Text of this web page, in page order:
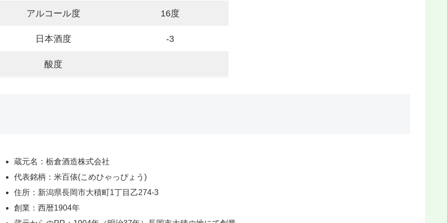
アルコール度 16度
日本酒度 -3
酸度
蔵元名：栃倉酒造株式会社
代表銘柄：米百俵(こめひゃっぴょう)
住所：新潟県長岡市大積町1丁目乙274-3​
創業：西暦1904年